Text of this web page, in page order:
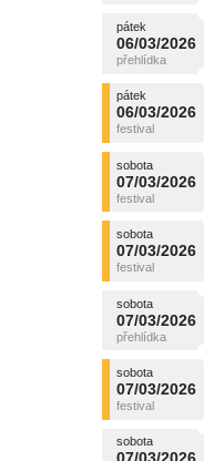
pátek
06/03/2026
pátek
06/03/2026
pátek
06/03/2026
pátek
06/03/2026
sobota
07/03/2026
sobota
07/03/2026
sobota
07/03/2026
sobota
07/03/2026
sobota
07/03/2026
sobota
07/03/2026
sobota
07/03/2026
sobota
07/03/2026
sobota